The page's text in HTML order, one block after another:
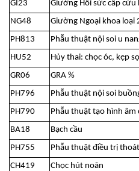
GI23
Giường Hồi sức cấp cứu
NG48
Giường Ngoại khoa loại
PH813
Phẫu thuật nội soi u
HU52
Hủy thai: chọc óc, kẹp
GR06
GRA %
PH796
Phẫu thuật nội soi
PH790
Phẫu thuật tạo hình
BA18
Bạch cầu
PH755
Phẫu thuật điều trị
CH419
Chọc hút noãn